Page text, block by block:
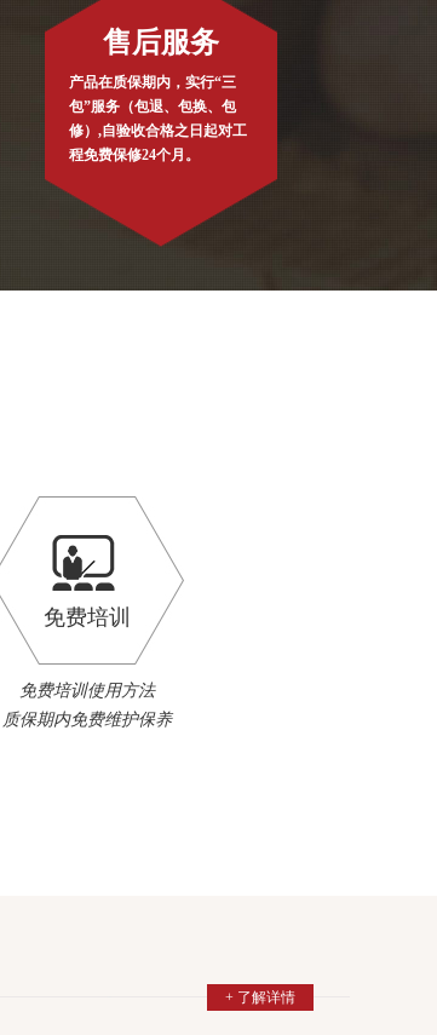
售后服务
产品在质保期内，实行“三
包”服务（包退、包换、包
修）,自验收合格之日起对工
程免费保修24个月。
免费培训
免费培训使用方法
质保期内免费维护保养
+ 了解详情